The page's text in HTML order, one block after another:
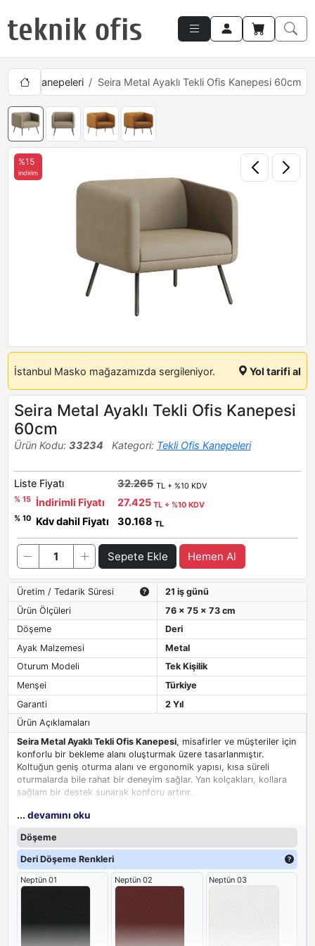
Ofis Kanepeleri Seira Metal Ayaklı Tekli Ofis Kanepesi 60cm
%15
indirim
İstanbul Masko mağazamızda sergileniyor. Yol tarifi al
Seira Metal Ayaklı Tekli Ofis Kanepesi
60cm
Ürün Kodu: 33234 Kategori: Tekli Ofis Kanepeleri
Liste Fiyatı 32.265 TL + %10 KDV
% 15
İndirimli Fiyatı 27.425 TL + %10 KDV
% 10
Kdv dahil Fiyatı 30.168 TL
Sepete Ekle Hemen Al
Üretim / Tedarik Süresi
21 iş günü
Ürün Ölçüleri
76 x 75 x 73 cm
Döşeme
Deri
Ayak Malzemesi
Metal
Oturum Modeli
Tek Kişilik
Menşei
Türkiye
Garanti
2 Yıl
Ürün Açıklamaları
Seira Metal Ayaklı Tekli Ofis Kanepesi, misafirler ve müşteriler için
konforlu bir bekleme alanı oluşturmak üzere tasarlanmıştır.
Koltuğun geniş oturma alanı ve ergonomik yapısı, kısa süreli
oturmalarda bile rahat bir deneyim sağlar. Yan kolçakları, kollara
sağlam bir destek sunarak konforu artırır.
Sağlam metal ayakları, kanepenin dayanıklılığını ve stabilitesini
artırırken, yüksek kaliteli döşemesi, uzun ömürlü ve güvenilir bir
kullanım vaat eder. Bu
alanınızda düzenli ve şık bir görünüm oluşturmak için idealdir.
... devamını oku
Döşeme
Deri Döşeme Renkleri
Neptün 01 Neptün 02 Neptün 03